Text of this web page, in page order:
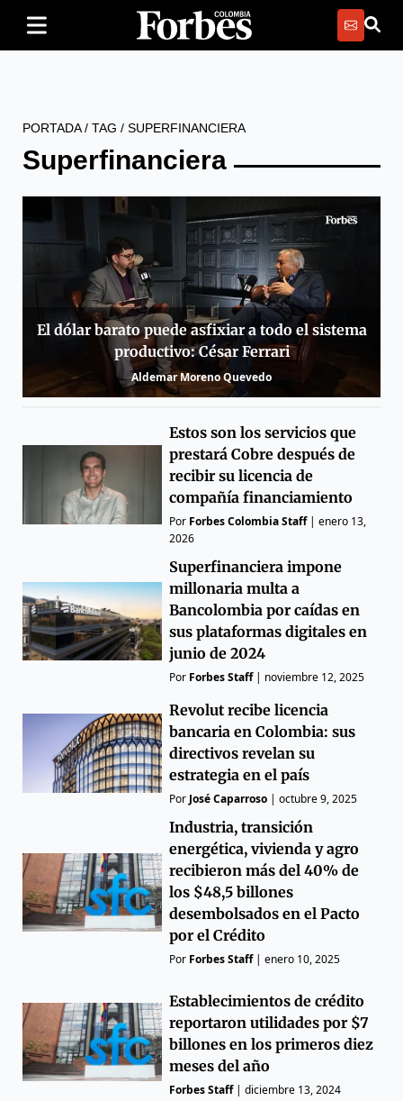
PORTADA/ TAG / SUPERFINANCIERA
Superfinanciera
El dólar barato puede asfixiar a todo el sistema
productivo: César Ferrari
Aldemar Moreno Quevedo
Estos son los servicios que
prestará Cobre después de
recibir su licencia de
compañía financiamiento
Por Forbes Colombia Staff|enero 13,
2026
Superfinanciera impone
millonaria multa a
Bancolombia por caídas en
sus plataformas digitales en
junio de 2024
Por Forbes Staff| noviembre 12, 2025
Revolut recibe licencia
bancaria en Colombia: sus
directivos revelan su
estrategia en el país
Por José Caparroso |octubre 9, 2025
Industria, transición
energética, vivienda y agro
recibieron más del 40% de
los $48,5 billones
desembolsados en el Pacto
por el Crédito
Por Forbes Staff|enero 10, 2025
Establecimientos de crédito
reportaron utilidades por $7
billones en los primeros diez
meses del año
Forbes Staff|diciembre 13, 2024